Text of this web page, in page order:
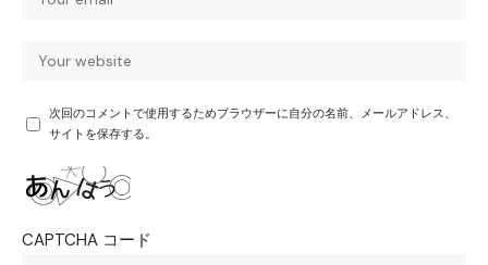
次回のコメントで使用するためブラウザーに自分の名前、メールアドレス、
サイトを保存する。
CAPTCHA コード